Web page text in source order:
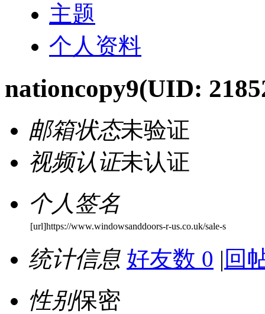
主题
个人资料
nationcopy9(UID:
邮箱状态未验证
视频认证未认证
个人签名
[url]https://www.windowsanddoors-r-us.co.uk/sale-s
统计信息 好友数 0 | 回
性别保密